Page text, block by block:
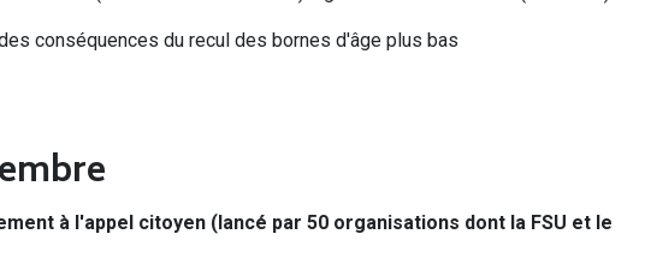
conséquences du recul des bornes d'âge plus bas
à l'appel citoyen (lancé par 50 organisations dont la FSU et le